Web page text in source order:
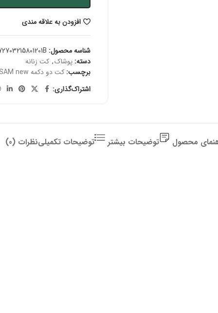
افزودن به علاقه مندی
شناسه محصول:
دسته: پوشاک, کت زنانه
برچسب: کت دو دکمه SAM new
اشتراک‌گذاری:
محصول توضیحات بیشتر توضیحات تکمیلینظرات (0)